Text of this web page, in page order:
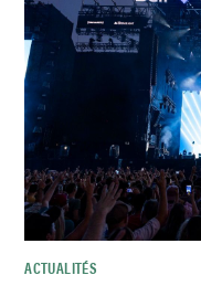
ACTUALITÉS